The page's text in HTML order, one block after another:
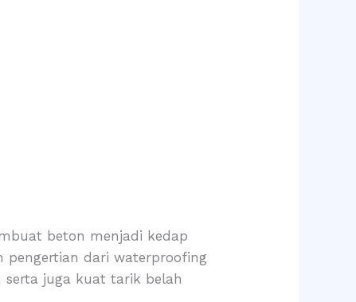
beton menjadi kedap
pengertian dari waterproofing
juga kuat tarik belah